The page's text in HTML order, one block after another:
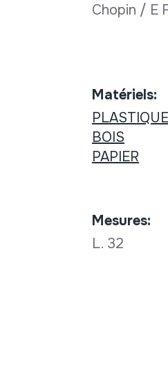
Chopin / E
Matériels:
BOIS
PAPIER
Mesures:
L. 32